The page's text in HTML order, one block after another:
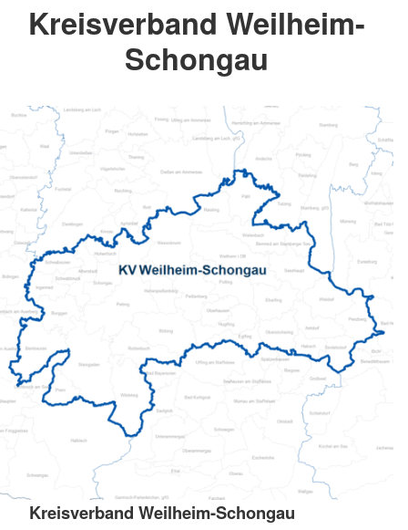
Kreisverband Weilheim-
Schongau
Kreisverband Weilheim-Schongau